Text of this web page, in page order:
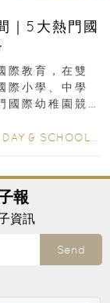
｜5大熱門國
際教育，在雙
際小學、中學
國際幼稚園競
& SCHOOL EVENTS
報
資訊
Send